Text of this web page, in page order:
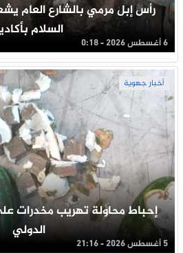
رأس إبل مرمي بالشارع
السلام
6 أغسطس 2026 - 0:18
أخبار جهوية
إحباط محاولة تهريب مخدرات
الدولي
5 أغسطس 2026 - 21:16